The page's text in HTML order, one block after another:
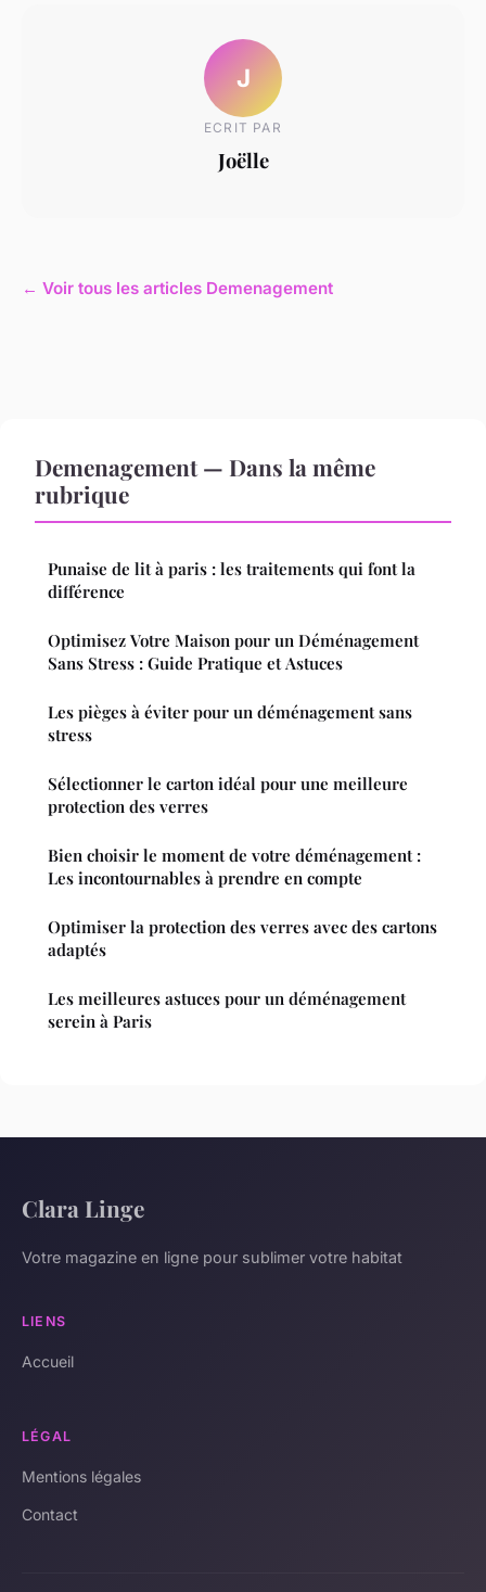
J
ECRIT PAR
Joëlle
← Voir tous les articles Demenagement
Demenagement — Dans la même
rubrique
Punaise de lit à paris : les traitements qui font la
différence
Optimisez Votre Maison pour un Déménagement
Sans Stress : Guide Pratique et Astuces
Les pièges à éviter pour un déménagement sans
stress
Sélectionner le carton idéal pour une meilleure
protection des verres
Bien choisir le moment de votre déménagement :
Les incontournables à prendre en compte
Optimiser la protection des verres avec des cartons
adaptés
Les meilleures astuces pour un déménagement
serein à Paris
Clara Linge
Votre magazine en ligne pour sublimer votre habitat
LIENS
Accueil
LÉGAL
Mentions légales
Contact